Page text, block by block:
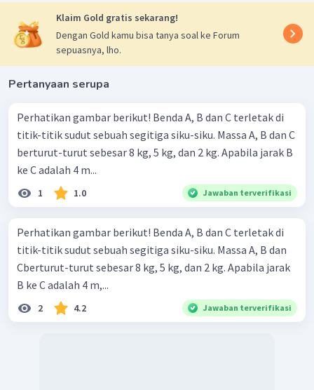
Klaim Gold gratis sekarang!
Dengan Gold kamu bisa tanya soal ke Forum
sepuasnya, lho.
Pertanyaan serupa
Perhatikan gambar berikut! Benda A, B dan C terletak di
titik-titik sudut sebuah segitiga siku-siku. Massa A, B dan C
berturut-turut sebesar 8 kg, 5 kg, dan 2 kg. Apabila jarak B
ke C adalah 4 m...
1 1.0 Jawaban terverifikasi
Perhatikan gambar berikut! Benda A, B dan C terletak di
titik-titik sudut sebuah segitiga siku-siku. Massa A, B dan
Cberturut-turut sebesar 8 kg, 5 kg, dan 2 kg. Apabila jarak
B ke C adalah 4 m,...
2 4.2 Jawaban terverifikasi